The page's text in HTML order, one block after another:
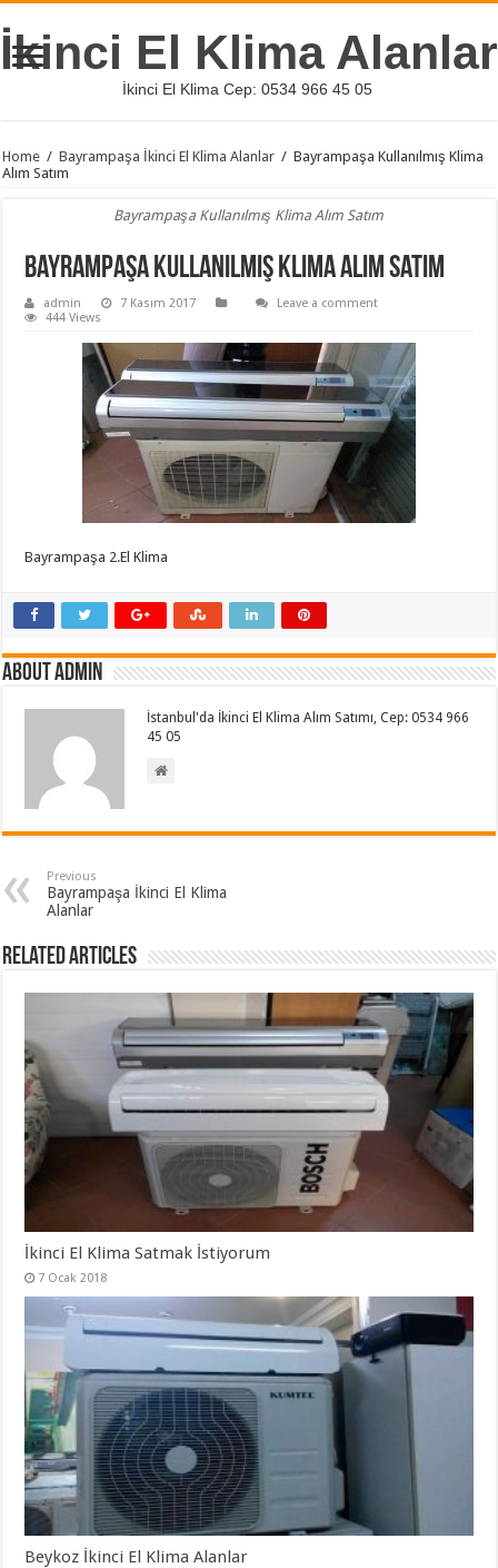
İkinci El Klima Alanlar
İkinci El Klima Cep: 0534 966 45 05
Home / Bayrampaşa İkinci El Klima Alanlar / Bayrampaşa Kullanılmış Klima
Alım Satım
Bayrampaşa Kullanılmış Klima Alım Satım
Bayrampaşa Kullanılmış Klima Alım Satım
admin 7 Kasım 2017
Leave a comment
444 Views
Bayrampaşa 2.El Klima
About admin
İstanbul'da İkinci El Klima Alım Satımı, Cep: 0534 966
45 05
Previous
Bayrampaşa İkinci El Klima
Alanlar
Related Articles
İkinci El Klima Satmak İstiyorum
7 Ocak 2018
Beykoz İkinci El Klima Alanlar